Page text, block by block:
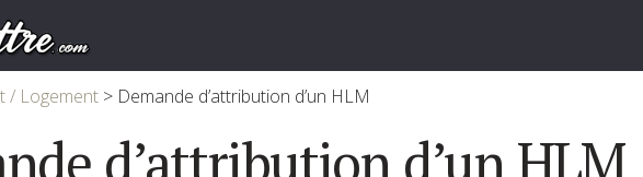
/ Logement > Demande d’attribution d’un HLM
d’attribution d’un HLM